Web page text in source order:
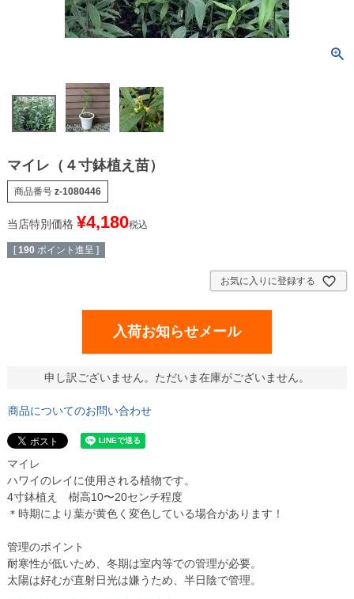
マイレ（４寸鉢植え苗）
商品番号 z-1080446
当店特別価格 ¥4,180税込
[ 190 ポイント進呈 ]
お気に入りに登録する
入荷お知らせメール
申し訳ございません。ただいま在庫がございません。
商品についてのお問い合わせ
マイレ
ハワイのレイに使用される植物です。
4寸鉢植え 樹高10〜20センチ程度
＊時期により葉が黄色く変色している場合があります！
管理のポイント
耐寒性が低いため、冬期は室内等での管理が必要。
太陽は好むが直射日光は嫌うため、半日陰で管理。